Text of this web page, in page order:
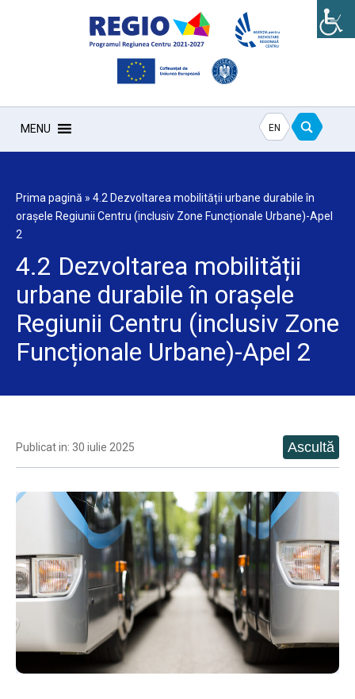
MENU EN
Prima pagină » 4.2 Dezvoltarea mobilității urbane durabile în
orașele Regiunii Centru (inclusiv Zone Funcționale Urbane)-Apel
2
4.2 Dezvoltarea mobilității
urbane durabile în orașele
Regiunii Centru (inclusiv Zone
Funcționale Urbane)-Apel 2
Publicat in: 30 iulie 2025